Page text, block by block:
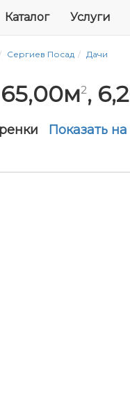
Каталог Услуги
Сергиев Посад Дачи
2,
Показать